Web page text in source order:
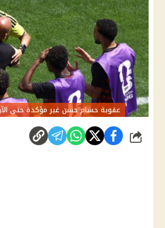
عقوبة حسام حسن غير مؤكدة حتى الآن
شارك